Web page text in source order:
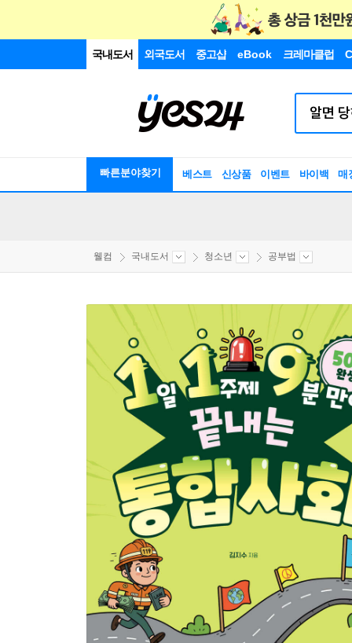
국내도서 외국도서 중고샵 eBook 크레마클럽
빠른분야찾기 베스트 신상품 이벤트 바이백 매
웰컴 국내도서 청소년 공부법